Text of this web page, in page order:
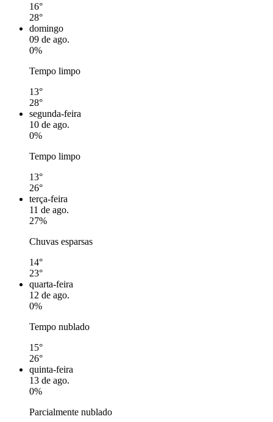
16°
28°
domingo
09 de ago.
0%
Tempo limpo
13°
28°
segunda-feira
10 de ago.
0%
Tempo limpo
13°
26°
terça-feira
11 de ago.
27%
Chuvas esparsas
14°
23°
quarta-feira
12 de ago.
0%
Tempo nublado
15°
26°
quinta-feira
13 de ago.
0%
Parcialmente nublado